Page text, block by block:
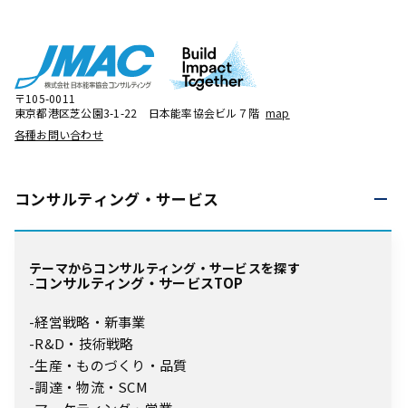
〒105-0011
東京都港区芝公園3-1-22 日本能率協会ビル７階 map
各種お問い合わせ
コンサルティング・ サービス
テーマからコンサルティング・サービスを探す
コンサルティング・サービスTOP
経営戦略・新事業
R&D・技術戦略
生産・ものづくり・品質
調達・物流・SCM